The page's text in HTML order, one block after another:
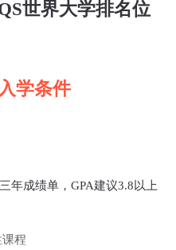
世界大学排名位
学条件
年成绩单，GPA建议3.8以上
程‌‌